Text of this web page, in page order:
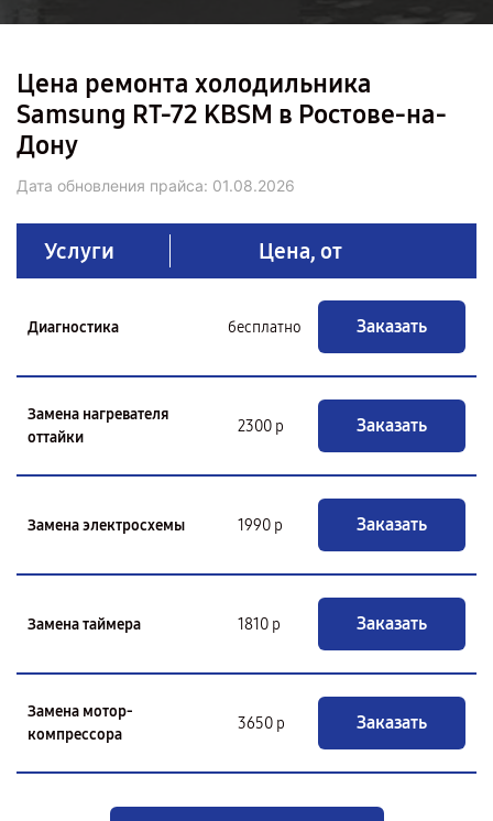
Цена ремонта холодильника
Samsung RT-72 KBSM в Ростове-на-
Дону
Дата обновления прайса: 01.08.2026
Услуги Цена, от
Диагностика бесплатно Заказать
Замена нагревателя
оттайки
2300 р Заказать
Замена электросхемы 1990 р Заказать
Замена таймера 1810 р Заказать
Замена мотор-
компрессора
3650 р Заказать